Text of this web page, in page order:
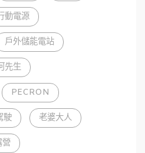
動電源
戶外儲能電站
先生
PECRON
駛 老婆大人